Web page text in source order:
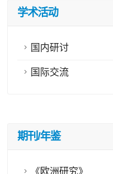
学术活动
国内研讨
国际交流
期刊/年鉴
《欧洲研究》